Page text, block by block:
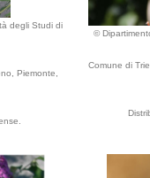
degli Studi di
Piemonte,
©
Comune di